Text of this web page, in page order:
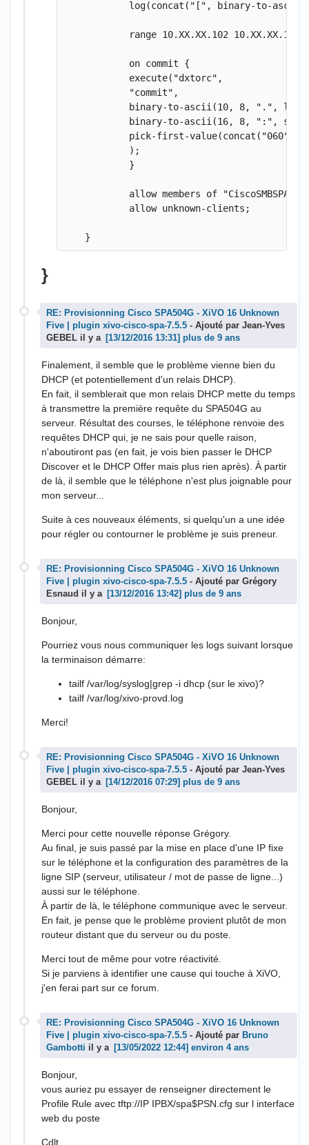
log(concat("[", binary-to-
            range 10.XX.XX.102 10.XX.XX.199;
            on commit {
            execute("dxtorc",
            "commit",
binary-to-ascii(10, 8, ".",
binary-to-ascii(16, 8, ":",
pick-first-value(concat("060",
            );
            }
allow members of
            allow unknown-clients;
}
RE: Provisionning Cisco SPA504G - XiVO 16 Unknown
Five | plugin xivo-cisco-spa-7.5.5 - Ajouté par Jean-Yves
GEBEL il y a
plus de 9 ans
Finalement, il semble que le problème vienne bien du
DHCP (et potentiellement d'un relais DHCP).
En fait, il semblerait que mon relais DHCP mette du temps
à transmettre la première requête du SPA504G au
serveur. Résultat des courses, le téléphone renvoie des
requêtes DHCP qui, je ne sais pour quelle raison,
n'aboutiront pas (en fait, je vois bien passer le DHCP
Discover et le DHCP Offer mais plus rien après). À partir
de là, il semble que le téléphone n'est plus joignable pour
mon serveur...
Suite à ces nouveaux éléments, si quelqu'un a une idée
pour régler ou contourner le problème je suis preneur.
RE: Provisionning Cisco SPA504G - XiVO 16 Unknown
Five | plugin xivo-cisco-spa-7.5.5 - Ajouté par Grégory
Esnaud il y a
plus de 9 ans
Bonjour,
Pourriez vous nous communiquer les logs suivant lorsque
la terminaison démarre:
tailf /var/log/syslog|grep -i dhcp (sur le xivo)?
tailf /var/log/xivo-provd.log
Merci!
RE: Provisionning Cisco SPA504G - XiVO 16 Unknown
Five | plugin xivo-cisco-spa-7.5.5 - Ajouté par Jean-Yves
GEBEL il y a
plus de 9 ans
Bonjour,
Merci pour cette nouvelle réponse Grégory.
Au final, je suis passé par la mise en place d'une IP fixe
sur le téléphone et la configuration des paramètres de la
ligne SIP (serveur, utilisateur / mot de passe de ligne...)
aussi sur le téléphone.
À partir de là, le téléphone communique avec le serveur.
En fait, je pense que le problème provient plutôt de mon
routeur distant que du serveur ou du poste.
Merci tout de même pour votre réactivité.
Si je parviens à identifier une cause qui touche à XiVO,
j'en ferai part sur ce forum.
RE: Provisionning Cisco SPA504G - XiVO 16 Unknown
Five | plugin xivo-cisco-spa-7.5.5 - Ajouté par Bruno
Gambotti il y a environ 4 ans
Bonjour,
vous auriez pu essayer de renseigner directement le
Profile Rule avec tftp://IP IPBX/spa$PSN.cfg sur l interface
web du poste
Cdlt